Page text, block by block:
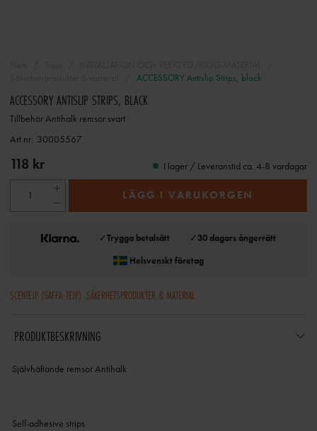
ACCESSORY Antislip Strips, black
ACCESSORY ANTISLIP STRIPS, BLACK
Tillbehör Antihalk remsor svart
Art nr: 30005567
118 kr I lager / Leveranstid ca. 4-8 vardagar
LÄGG I VARUKORGEN
✓Trygga betalsätt ✓30 dagars ångerrätt
Helsvenskt företag
SCENTEJP (GAFFA-TEJP) SÄKERHETSPRODUKTER & MATERIAL
PRODUKTBESKRIVNING
Självhäftande remsor Antihalk
Self-adhesive strips